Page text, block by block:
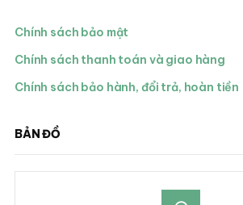
Chính sách bảo mật
Chính sách thanh toán và giao hàng
Chính sách bảo hành, đổi trả, hoàn tiền
BẢN ĐỒ